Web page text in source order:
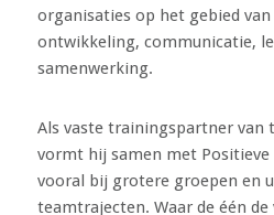
organisaties op het gebied
ontwikkeling, communicatie,
samenwerking.
Als vaste trainingspartner van
vormt hij samen met Positieve
vooral bij grotere groepen en
teamtrajecten. Waar de één